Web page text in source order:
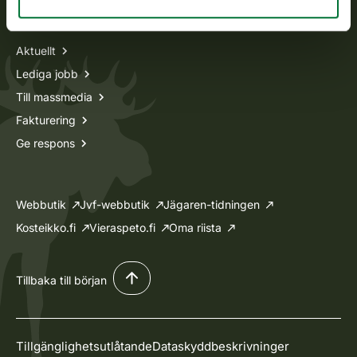
Information om oss
Aktuellt
Lediga jobb
Till massmedia
Fakturering
Ge respons
Webbutik Jvf-webbutik
Jägaren-tidningen
Kosteikko.fi
Vieraspeto.fi Oma riista
Tillbaka till början
TillgänglighetsutlåtandeDataskyddbeskrivninger